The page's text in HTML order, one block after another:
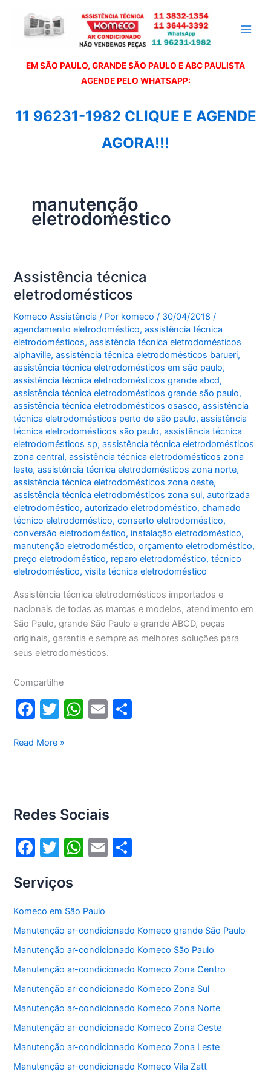
EM SÃO PAULO, GRANDE SÃO PAULO E ABC PAULISTA
AGENDE PELO WHATSAPP:
11 96231-1982 CLIQUE E AGENDE
AGORA!!!
manutenção
eletrodoméstico
Assistência técnica
eletrodomésticos
Komeco Assistência / Por komeco/ 30/04/2018 /
agendamento eletrodoméstico,assistência técnica
eletrodomésticos,assistência técnica eletrodomésticos
alphaville,assistência técnica eletrodomésticos barueri,
assistência técnica eletrodomésticos em são paulo,
assistência técnica eletrodomésticos grande abcd,
assistência técnica eletrodomésticos grande são paulo,
assistência técnica eletrodomésticos osasco,assistência
técnica eletrodomésticos perto de são paulo,assistência
técnica eletrodomésticos são paulo,assistência técnica
eletrodomésticos sp,assistência técnica eletrodomésticos
zona central,assistência técnica eletrodomésticos zona
leste,assistência técnica eletrodomésticos zona norte,
assistência técnica eletrodomésticos zona oeste,
assistência técnica eletrodomésticos zona sul,autorizada
eletrodoméstico,autorizado eletrodoméstico,chamado
técnico eletrodoméstico,conserto eletrodoméstico,
conversão eletrodoméstico, instalação eletrodoméstico,
manutenção eletrodoméstico,orçamento eletrodoméstico,
preço eletrodoméstico, reparo eletrodoméstico,técnico
eletrodoméstico,visita técnica eletrodoméstico
Assistência técnica eletrodomésticos importados e
nacionais de todas as marcas e modelos, atendimento em
São Paulo, grande São Paulo e grande ABCD, peças
originais, garantia e sempre as melhores soluções para
seus eletrodomésticos.
Compartilhe
F
c
o
o
k
T
itt
W
p
p
E
Assistência
Read More »
Redes Sociais
F
c
e
b
o
o
k
T
itt
er
W
s
A
p
p
E
Serviços
Komeco em São Paulo
Manutenção ar-condicionado Komeco grande São Paulo
Manutenção ar-condicionado Komeco São Paulo
Manutenção ar-condicionado Komeco Zona Centro
Manutenção ar-condicionado Komeco Zona Sul
Manutenção ar-condicionado Komeco Zona Norte
Manutenção ar-condicionado Komeco Zona Oeste
Manutenção ar-condicionado Komeco Zona Leste
Manutenção ar-condicionado Komeco Vila Zatt